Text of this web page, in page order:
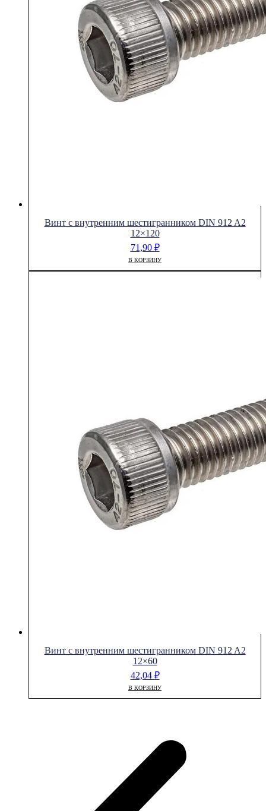
Винт с внутренним шестигранником DIN 912 A2
12×120
71,90 ₽
В КОРЗИНУ
Винт с внутренним шестигранником DIN 912 A2
12×60
42,04 ₽
В КОРЗИНУ